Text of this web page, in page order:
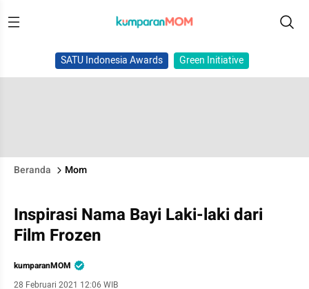
SATU Indonesia Awards Green Initiative
Beranda Mom
Inspirasi Nama Bayi Laki-laki dari
Film Frozen
kumparanMOM
28 Februari 2021 12:06 WIB